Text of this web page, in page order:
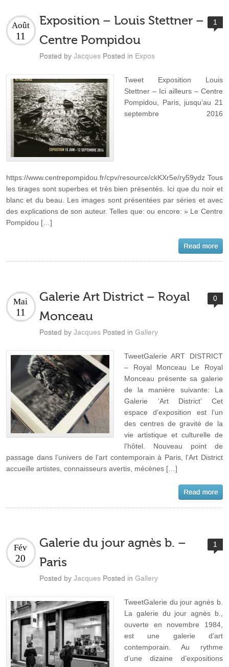
Exposition – Louis Stettner –
Centre Pompidou
Août
11
Posted by Jacques Posted in Expos
1
Tweet Exposition Louis
Stettner – Ici ailleurs – Centre
Pompidou, Paris, jusqu’au 21
septembre 2016
https://www.centrepompidou.fr/cpv/resource/ckKXr5e/ry59ydz Tous
les tirages sont superbes et très bien présentés. Ici que du noir et
blanc et du beau. Les images sont présentées par séries et avec
des explications de son auteur. Telles que: ou encore: » Le Centre
Pompidou […]
Galerie Art District – Royal
Monceau
Mai
11
Posted by Jacques Posted in Gallery
0
TweetGalerie ART DISTRICT
– Royal Monceau Le Royal
Monceau présente sa galerie
de la manière suivante: La
Galerie ‘Art District’ Cet
espace d’exposition est l’un
des centres de gravité de la
vie artistique et culturelle de
l’hôtel. Nouveau point de
passage dans l’univers de l’art contemporain à Paris, l’Art District
accueille artistes, connaisseurs avertis, mécènes […]
Galerie du jour agnès b. –
Paris
Fév
20
Posted by Jacques Posted in Gallery
1
TweetGalerie du jour agnès b.
La galerie du jour agnès b.,
ouverte en novembre 1984,
est une galerie d’art
contemporain. Au rythme
d’une dizaine d’expositions